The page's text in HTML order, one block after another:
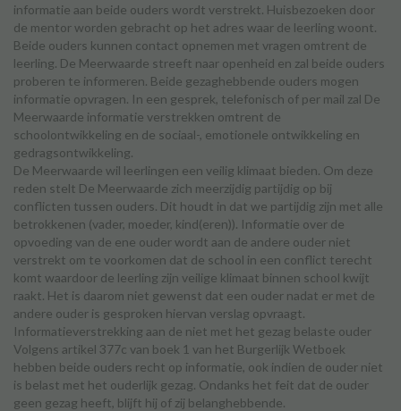
informatie aan beide ouders wordt verstrekt. Huisbezoeken door
de mentor worden gebracht op het adres waar de leerling woont.
Beide ouders kunnen contact opnemen met vragen omtrent de
leerling. De Meerwaarde streeft naar openheid en zal beide ouders
proberen te informeren. Beide gezaghebbende ouders mogen
informatie opvragen. In een gesprek, telefonisch of per mail zal De
Meerwaarde informatie verstrekken omtrent de
schoolontwikkeling en de sociaal-, emotionele ontwikkeling en
gedragsontwikkeling.
De Meerwaarde wil leerlingen een veilig klimaat bieden. Om deze
reden stelt De Meerwaarde zich meerzijdig partijdig op bij
conflicten tussen ouders. Dit houdt in dat we partijdig zijn met alle
betrokkenen (vader, moeder, kind(eren)). Informatie over de
opvoeding van de ene ouder wordt aan de andere ouder niet
verstrekt om te voorkomen dat de school in een conflict terecht
komt waardoor de leerling zijn veilige klimaat binnen school kwijt
raakt. Het is daarom niet gewenst dat een ouder nadat er met de
andere ouder is gesproken hiervan verslag opvraagt.
Informatieverstrekking aan de niet met het gezag belaste ouder
Volgens artikel 377c van boek 1 van het Burgerlijk Wetboek
hebben beide ouders recht op informatie, ook indien de ouder niet
is belast met het ouderlijk gezag. Ondanks het feit dat de ouder
geen gezag heeft, blijft hij of zij belanghebbende.